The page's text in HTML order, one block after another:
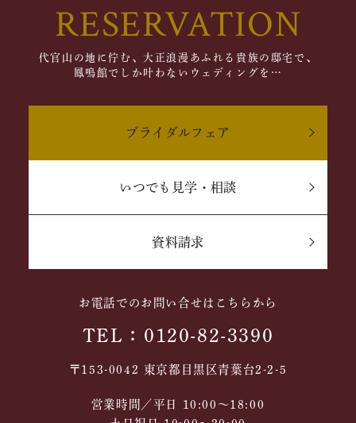
RESERVATION
代官山の地に佇む、大正浪漫あふれる貴族の邸宅で、
鳳鳴館でしか叶わないウェディングを…
ブライダルフェア
いつでも見学・相談
資料請求
お電話でのお問い合せはこちらから
TEL：0120-82-3390
〒153-0042 東京都目黒区青葉台2-2-5
営業時間／平日 10:00～18:00